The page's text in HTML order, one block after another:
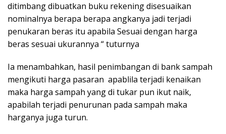
ditimbang dibuatkan buku rekening disesuaikan
nominalnya berapa berapa angkanya jadi terjadi
penukaran beras itu apabila Sesuai dengan harga
beras sesuai ukurannya “ tuturnya
Ia menambahkan, hasil penimbangan di bank sampah
mengikuti harga pasaran apablila terjadi kenaikan
maka harga sampah yang di tukar pun ikut naik,
apabilah terjadi penurunan pada sampah maka
harganya juga turun.